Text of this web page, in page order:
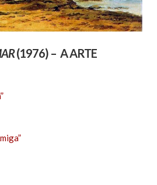
(1976) – A ARTE